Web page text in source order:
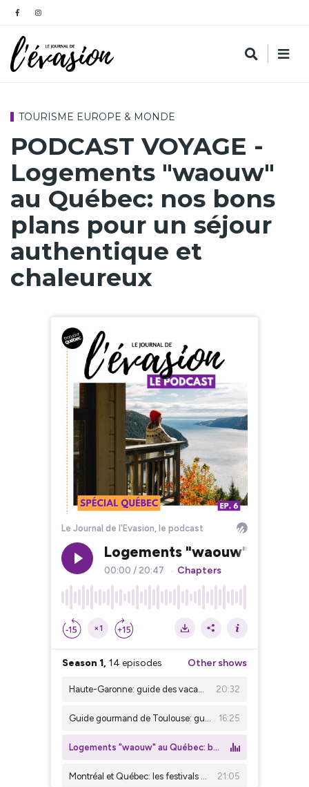
TOURISME EUROPE & MONDE
PODCAST VOYAGE -
Logements "waouw"
au Québec: nos bons
plans pour un séjour
authentique et
chaleureux